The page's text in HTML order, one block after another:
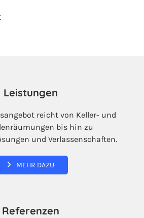
Leistungen
reicht von Keller- und
bis hin zu
und Verlassenschaften.
MEHR DAZU
Referenzen